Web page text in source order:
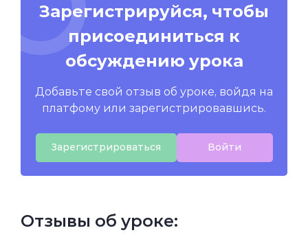
Зарегистрируйся, чтобы
присоединиться к
обсуждению урока
Добавьте свой отзыв об уроке, войдя на
платфому или зарегистрировавшись.
Зарегистрироваться Войти
Отзывы об уроке: